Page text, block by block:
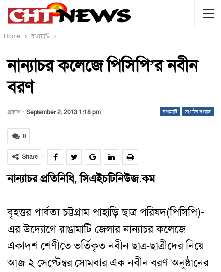
Home রাঙামাটি
নান্যাচর কলেজে পিসিপি’র নবীন
বরণ
রাঙামাটি সংগঠন সংবাদ
প্রকাশ : September 2, 2013 1:18 pm
0
Share
নান্যাচর প্রতিনিধি, সিএইচটিনিউজ.কম
বৃহত্তর পার্বত্য চট্টগ্রাম পাহাড়ি ছাত্র পরিষদ(পিসিপি)-
এর উদ্যোগে রাঙামাটি জেলার নান্যাচর কলেজে
একাদশ শেণীতে ভর্তিকৃত নবীন ছাত্র-ছাত্রীদের নিয়ে
আজ ২ সেপ্টেম্বর সোমবার এক নবীন বরণ অনুষ্ঠানের